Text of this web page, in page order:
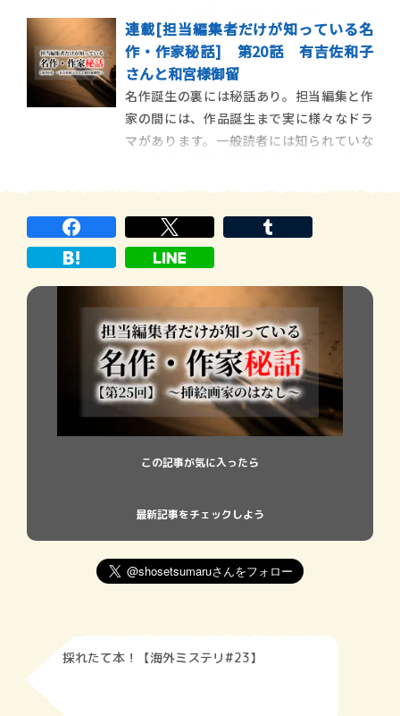
伝えする連載の第21回目です。今回は、著
者にとって思い出深い仕事を共にした作
家・小田実さんについての、とっておきの
秘話を紹介します。ベストセラーを生み出
すに至ったエピソ
連載[担当編集者だけが知っている名
作・作家秘話] 第20話 有吉佐和子
さんと和宮様御留
名作誕生の裏には秘話あり。担当編集と作
家の間には、作品誕生まで実に様々なドラ
マがあります。一般読者には知られていな
和子さんとの秘話。『和宮様御留』が執筆
されるに至った背景を、担当編集者だけが
この記事が気に入ったら
最新記事をチェックしよう
採れたて本！【海外ミステリ#23】